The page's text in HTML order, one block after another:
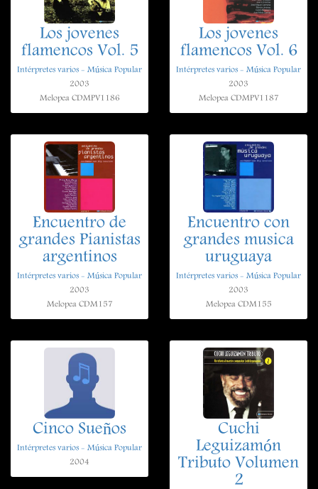
Los jovenes
flamencos Vol. 5
Intérpretes varios - Música Popular
2003
Melopea CDMPV1186
Los jovenes
flamencos Vol. 6
Intérpretes varios - Música Popular
2003
Melopea CDMPV1187
Encuentro de
grandes Pianistas
argentinos
Intérpretes varios - Música Popular
2003
Melopea CDM157
Encuentro con
grandes musica
uruguaya
Intérpretes varios - Música Popular
2003
Melopea CDM155
Cinco Sueños
Intérpretes varios - Música Popular
2004
Cuchi
Leguizamón
Tributo Volumen
2